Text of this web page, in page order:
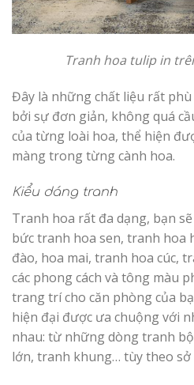
Tranh hoa tulip in
Đây là những chất liệu rất
bởi sự đơn giản, không quá
của từng loài hoa, thể hiện
màng trong từng cành hoa.
Kiểu dáng tranh
Tranh hoa rất đa dạng, bạn
bức tranh hoa sen, tranh hoa
đào, hoa mai, tranh hoa cúc,
các phong cách và tông màu
trang trí cho căn phòng của
hiện đại được ưa chuộng với
nhau: từ những dòng tranh
lớn, tranh khung… tùy theo sở